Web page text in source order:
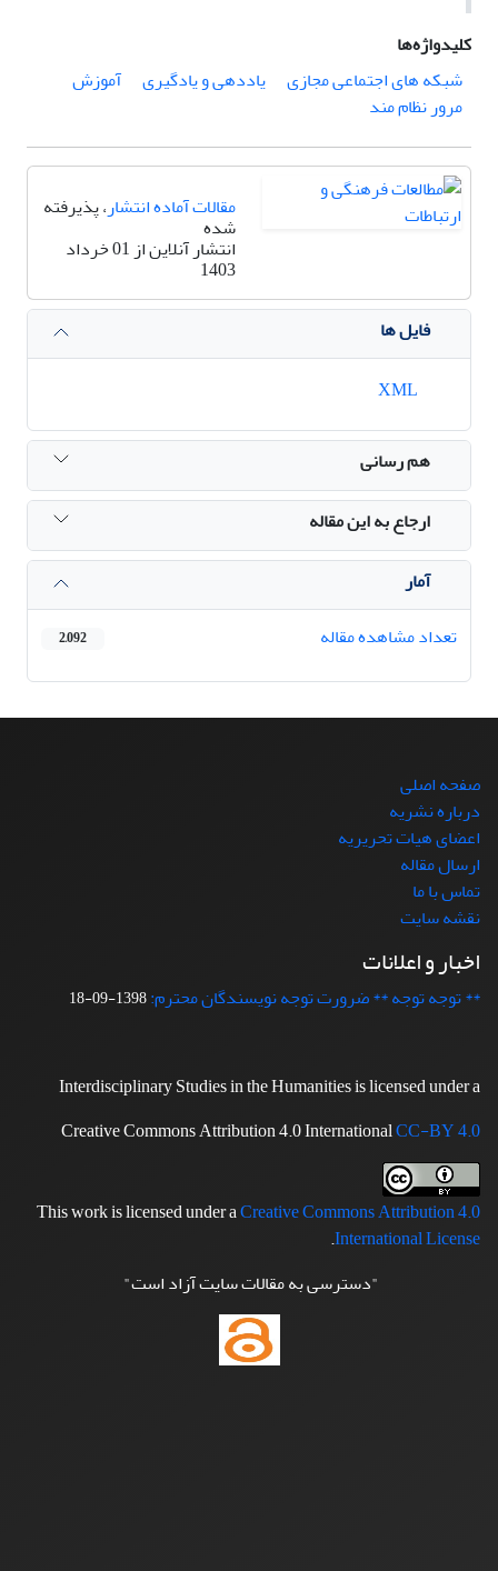
کلیدواژه‌ها
شبکه ‏های اجتماعی مجازی
یاددهی و یادگیری
آموزش
مرور نظام ‏مند
مقالات آماده انتشار، پذیرفته
شده
انتشار آنلاین از 01 خرداد
1403
فایل ها
هم رسانی
ارجاع به این مقاله
آمار
تعداد مشاهده مقاله
2,092
صفحه اصلی
درباره نشریه
اعضای هیات تحریریه
ارسال مقاله
تماس با ما
نقشه سایت
اخبار و اعلانات
** توجه توجه ** ضرورت توجه نویسندگان محترم:1398-09-18
Interdisciplinary Studies in the Humanities is licensed under a
Creative Commons Attribution 4.0 InternationalCC-BY 4.0
This work is licensed under aCreative Commons Attribution 4.0
International License
.
"دسترسی به مقالات سایت آزاد است"